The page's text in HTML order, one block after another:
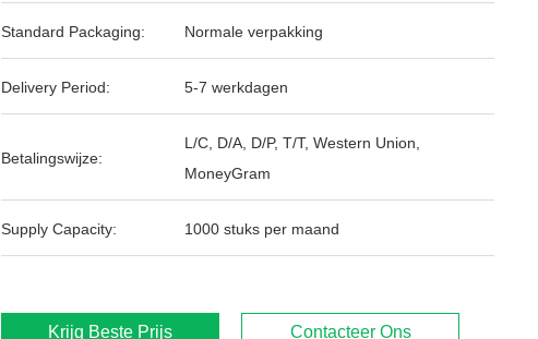
Standard Packaging: Normale verpakking
Delivery Period: 5-7 werkdagen
Betalingswijze:
L/C, D/A, D/P, T/T, Western Union,
MoneyGram
Supply Capacity: 1000 stuks per maand
Krijg Beste Prijs Contacteer Ons